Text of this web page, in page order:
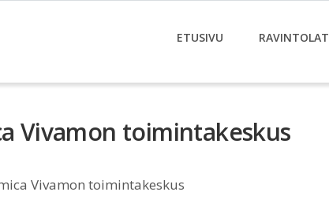
ETUSIVU RAVINTOLAT
Vivamon toimintakeskus
Vivamon toimintakeskus